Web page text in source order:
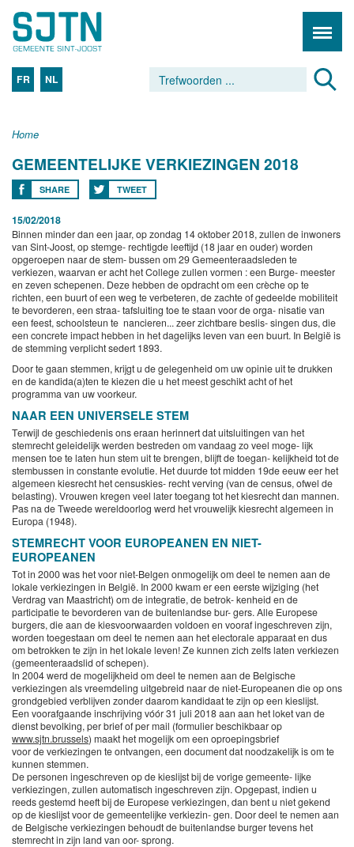
FR NL
Home
GEMEENTELIJKE VERKIEZINGEN 2018
SHARE TWEET
15/02/2018
Binnen minder dan een jaar, op zondag 14 oktober 2018, zullen de inwoners
van Sint-Joost, op stemge- rechtigde leeftijd (18 jaar en ouder) worden
opgeroepen naar de stem- bussen om 29 Gemeenteraadsleden te
verkiezen, waarvan er acht het College zullen vormen : een Burge- meester
en zeven schepenen. Deze hebben de opdracht om een crèche op te
richten, een buurt of een weg te verbeteren, de zachte of gedeelde mobiliteit
te bevorderen, een straa- tafsluiting toe te staan voor de orga- nisatie van
een feest, schoolsteun te nancieren... zeer zichtbare beslis- singen dus, die
een concrete impact hebben in het dagelijks leven van een buurt. In België is
de stemming verplicht sedert 1893.
Door te gaan stemmen, krijgt u de gelegenheid om uw opinie uit te drukken
en de kandida(a)ten te kiezen die u het meest geschikt acht of het
programma van uw voorkeur.
NAAR EEN UNIVERSELE STEM
Terwijl de geschiedenis ons eraan herinnert dat uitsluitingen van het
stemrecht geleidelijk werden bestreden om vandaag zo veel moge- lijk
mensen toe te laten hun stem uit te brengen, blijft de toegan- kelijkheid tot de
stembussen in constante evolutie. Het duurde tot midden 19de eeuw eer het
algemeen kiesrecht het censuskies- recht verving (van de census, ofwel de
belasting). Vrouwen kregen veel later toegang tot het kiesrecht dan mannen.
Pas na de Tweede wereldoorlog werd het vrouwelijk kiesrecht algemeen in
Europa (1948).
STEMRECHT VOOR EUROPEANEN EN NIET-
EUROPEANEN
Tot in 2000 was het voor niet-Belgen onmogelijk om deel te nemen aan de
lokale verkiezingen in België. In 2000 kwam er een eerste wijziging (het
Verdrag van Maastricht) om de integratie, de betrok- kenheid en de
participatie te bevorderen van de buitenlandse bur- gers. Alle Europese
burgers, die aan de kiesvoorwaarden voldoen en vooraf ingeschreven zijn,
worden toegestaan om deel te nemen aan het electorale apparaat en dus
om betrokken te zijn in het lokale leven! Ze kunnen zich zelfs laten verkiezen
(gemeenteraadslid of schepen).
In 2004 werd de mogelijkheid om deel te nemen aan de Belgische
verkiezingen als vreemdeling uitgebreid naar de niet-Europeanen die op ons
grondgebied verblijven zonder daarom kandidaat te zijn op een kieslijst.
Een voorafgaande inschrijving vóór 31 juli 2018 aan aan het loket van de
dienst bevolking, per brief of per mail (formulier beschikbaar op
www.sjtn.brussels) maakt het mogelijk om een oproepingsbrief
voor de verkiezingen te ontvangen, een document dat noodzakelijk is om te
kunnen stemmen.
De personen ingeschreven op de kieslijst bij de vorige gemeente- lijke
verkiezingen, zullen automatisch ingeschreven zijn. Opgepast, indien u
reeds gestemd heeft bij de Europese verkiezingen, dan bent u niet gekend
op de kieslijst voor de gemeentelijke verkiezin- gen. Door deel te nemen aan
de Belgische verkiezingen behoudt de buitenlandse burger tevens het
stemrecht in zijn land van oor- sprong.